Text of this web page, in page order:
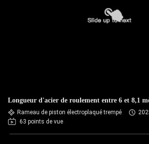
Longueur d'acier de roulement entre 6 et 8,1
Rameau de piston électroplaqué trempé
63 points de vue